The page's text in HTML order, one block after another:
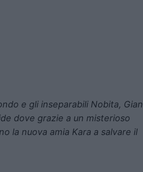
e gli inseparabili Nobita, Gian
dove grazie a un misterioso
la nuova amia Kara a salvare il